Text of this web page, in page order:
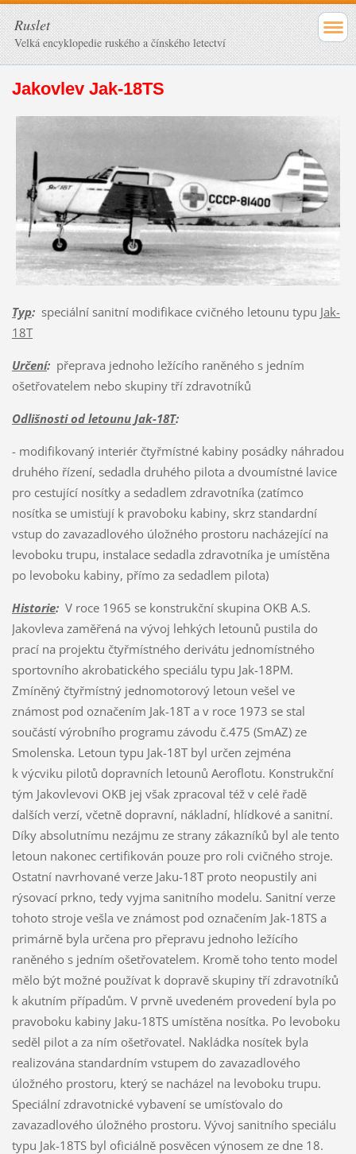
Ruslet
Velká encyklopedie ruského a čínského letectví
Jakovlev Jak-18TS
Typ:speciální sanitní modifikace cvičného letounu typu Jak-
18T
Určení:přeprava jednoho ležícího raněného s jedním
ošetřovatelem nebo skupiny tří zdravotníků
Odlišnosti od letounu Jak-18T:
- modifikovaný interiér čtyřmístné kabiny posádky náhradou
druhého řízení, sedadla druhého pilota a dvoumístné lavice
pro cestující nosítky a sedadlem zdravotníka (zatímco
nosítka se umisťují k pravoboku kabiny, skrz standardní
vstup do zavazadlového úložného prostoru nacházející na
levoboku trupu, instalace sedadla zdravotníka je umístěna
po levoboku kabiny, přímo za sedadlem pilota)
Historie:V roce 1965 se konstrukční skupina OKB A.S.
Jakovleva zaměřená na vývoj lehkých letounů pustila do
prací na projektu čtyřmístného derivátu jednomístného
sportovního akrobatického speciálu typu Jak-18PM.
Zmíněný čtyřmístný jednomotorový letoun vešel ve
známost pod označením Jak-18T a v roce 1973 se stal
součástí výrobního programu závodu č.475 (SmAZ) ze
Smolenska. Letoun typu Jak-18T byl určen zejména
k výcviku pilotů dopravních letounů Aeroflotu. Konstrukční
tým Jakovlevovi OKB jej však zpracoval též v celé řadě
dalších verzí, včetně dopravní, nákladní, hlídkové a sanitní.
Díky absolutnímu nezájmu ze strany zákazníků byl ale tento
letoun nakonec certifikován pouze pro roli cvičného stroje.
Ostatní navrhované verze Jaku-18T proto neopustily ani
rýsovací prkno, tedy vyjma sanitního modelu. Sanitní verze
tohoto stroje vešla ve známost pod označením Jak-18TS a
primárně byla určena pro přepravu jednoho ležícího
raněného s jedním ošetřovatelem. Kromě toho tento model
mělo být možné používat k dopravě skupiny tří zdravotníků
k akutním případům. V prvně uvedeném provedení byla po
pravoboku kabiny Jaku-18TS umístěna nosítka. Po levoboku
seděl pilot a za ním ošetřovatel. Nakládka nosítek byla
realizována standardním vstupem do zavazadlového
úložného prostoru, který se nacházel na levoboku trupu.
Speciální zdravotnické vybavení se umísťovalo do
zavazadlového úložného prostoru. Vývoj sanitního speciálu
typu Jak-18TS byl oficiálně posvěcen výnosem ze dne 18.